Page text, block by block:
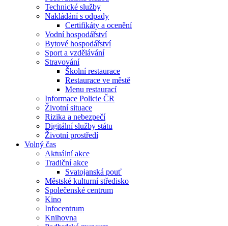
Technické služby
Nakládání s odpady
Certifikáty a ocenění
Vodní hospodářství
Bytové hospodářství
Sport a vzdělávání
Stravování
Školní restaurace
Restaurace ve městě
Menu restaurací
Informace Policie ČR
Životní situace
Rizika a nebezpečí
Digitální služby státu
Životní prostředí
Volný čas
Aktuální akce
Tradiční akce
Svatojanská pouť
Městské kulturní středisko
Společenské centrum
Kino
Infocentrum
Knihovna